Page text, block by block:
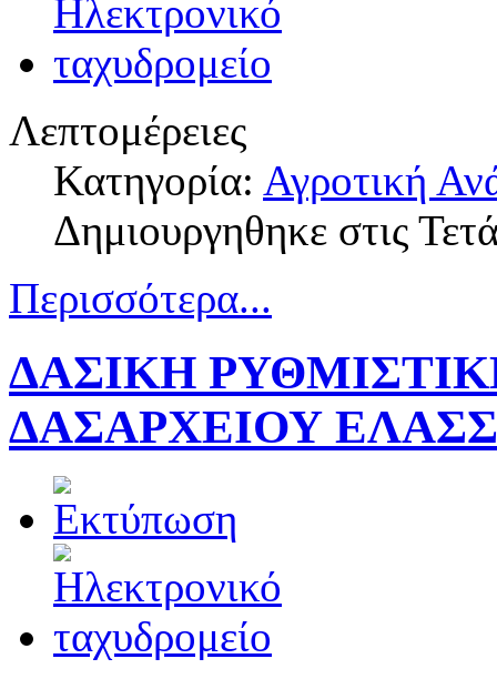
Λεπτομέρειες
Κατηγορία: Αγροτική
Δημιουργηθηκε στις
Περισσότερα...
ΔΑΣΙΚΗ
ΔΑΣΑΡΧΕΙΟΥ